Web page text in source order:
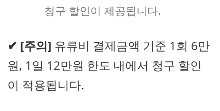
청구 할인이 제공됩니다.
✔ [주의] 유류비 결제금액 기준 1회 6만
원, 1일 12만원 한도 내에서 청구 할인
이 적용됩니다.